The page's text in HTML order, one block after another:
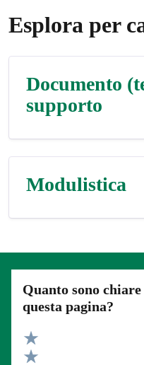
Esplora per
Documento
supporto
Modulistica
Quanto sono
questa pagina?
Valuta 5 stelle su 5